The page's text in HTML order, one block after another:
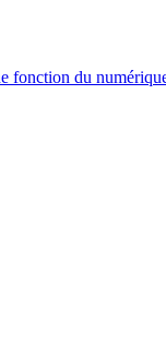
fonction du